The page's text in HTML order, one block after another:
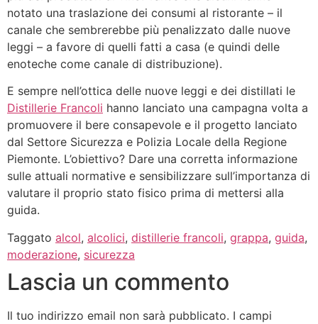
notato una traslazione dei consumi al ristorante – il
canale che sembrerebbe più penalizzato dalle nuove
leggi – a favore di quelli fatti a casa (e quindi delle
enoteche come canale di distribuzione).
E sempre nell’ottica delle nuove leggi e dei distillati le
Distillerie Francoli hanno lanciato una campagna volta a
promuovere il bere consapevole e il progetto lanciato
dal Settore Sicurezza e Polizia Locale della Regione
Piemonte. L’obiettivo? Dare una corretta informazione
sulle attuali normative e sensibilizzare sull’importanza di
valutare il proprio stato fisico prima di mettersi alla
guida.
Taggato alcol, alcolici, distillerie francoli, grappa, guida,
moderazione, sicurezza
Lascia un commento
Il tuo indirizzo email non sarà pubblicato. I campi